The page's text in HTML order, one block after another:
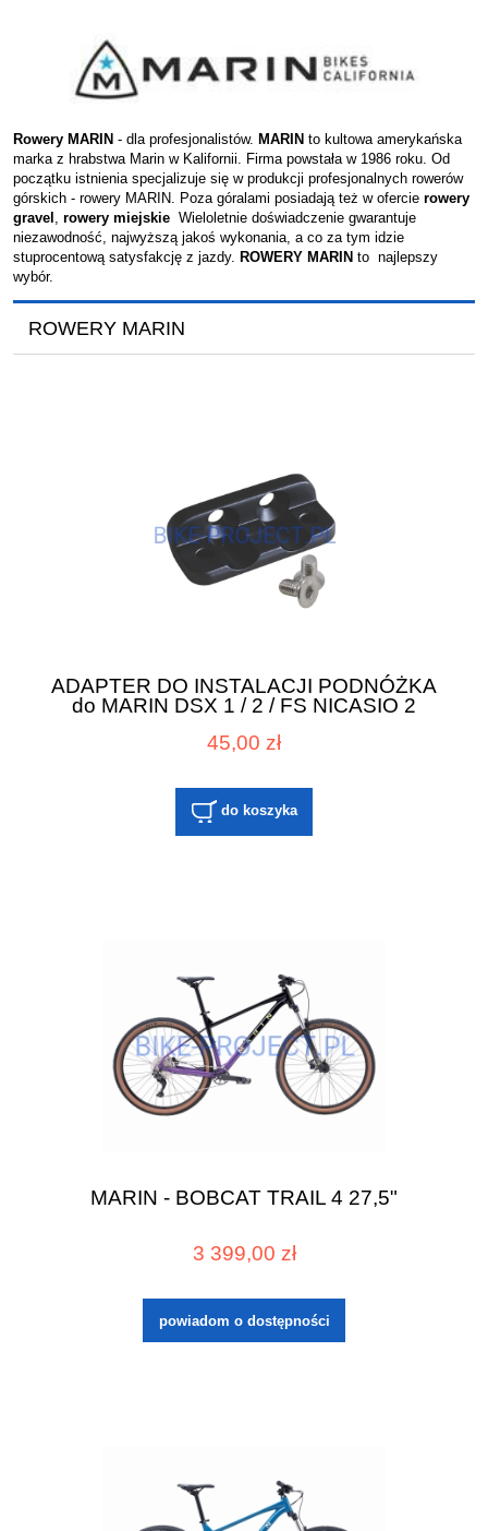
Rowery MARIN - dla profesjonalistów. MARIN to kultowa amerykańska
marka z hrabstwa Marin w Kalifornii. Firma powstała w 1986 roku. Od
początku istnienia specjalizuje się w produkcji profesjonalnych rowerów
górskich - rowery MARIN. Poza góralami posiadają też w ofercie rowery
gravel , rowery miejskie Wieloletnie doświadczenie gwarantuje
niezawodność, najwyższą jakoś wykonania, a co za tym idzie
stuprocentową satysfakcję z jazdy. ROWERY MARIN to najlepszy
wybór.
ROWERY MARIN
ADAPTER DO INSTALACJI PODNÓŻKA
do MARIN DSX 1 / 2 / FS NICASIO 2
45,00 zł
do koszyka
MARIN - BOBCAT TRAIL 4 27,5"
3 399,00 zł
powiadom o dostępności